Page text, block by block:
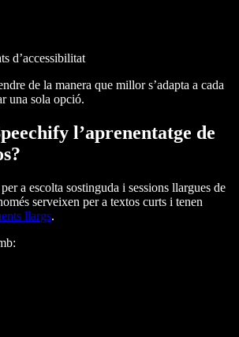
d’accessibilitat
de la manera que millor s’adapta a cada
una sola opció.
l’aprenentatge de
a escolta sostinguda i sessions llargues de
serveixen per a textos curts i tenen
llargs.